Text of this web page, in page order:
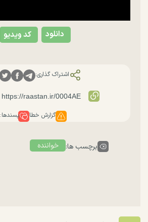
کد ویدیو دانلود
اشتراک گذاری:
گزارش خطا پسندها:
برچسب ها: خواننده